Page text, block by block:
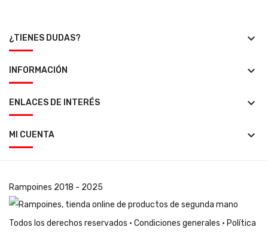
¿TIENES DUDAS? keyboard_arrow_down
INFORMACIÓN keyboard_arrow_down
ENLACES DE INTERÉS keyboard_arrow_down
MI CUENTA keyboard_arrow_down
Rampoines 2018 - 2025
Todos los derechos reservados · Condiciones generales · Política